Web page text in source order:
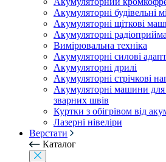
Акумуляторні будівельні
Акумуляторні щіткові
Акумуляторні
Вимірювальна техніка
Акумуляторні силові
Акумуляторні дрилі
Акумуляторні стрічкові
Акумуляторні машини
зварних швів
Куртки з обігрівом від
Лазерні нівеліри
Верстати
Каталог